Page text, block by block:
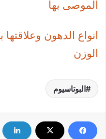
الموصى بها
انواع الدهون
الوزن
البوتاسيوم